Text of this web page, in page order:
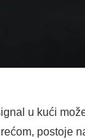
u kući
postoje